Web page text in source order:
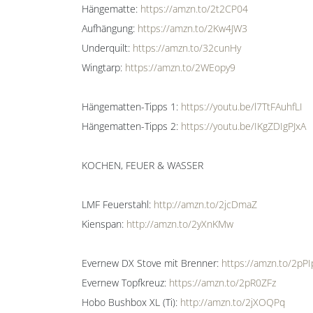
Hängematte: https://amzn.to/2t2CP04
Aufhängung: https://amzn.to/2Kw4JW3
Underquilt: https://amzn.to/32cunHy
Wingtarp: https://amzn.to/2WEopy9
Hängematten-Tipps 1: https://youtu.be/l7TtFAuhfLI
Hängematten-Tipps 2: https://youtu.be/IKgZDIgPJxA
KOCHEN, FEUER & WASSER
LMF Feuerstahl: http://amzn.to/2jcDmaZ
Kienspan: http://amzn.to/2yXnKMw
Evernew DX Stove mit Brenner: https://amzn.to/
Evernew Topfkreuz: https://amzn.to/2pR0ZFz
Hobo Bushbox XL (Ti): http://amzn.to/2jXOQPq